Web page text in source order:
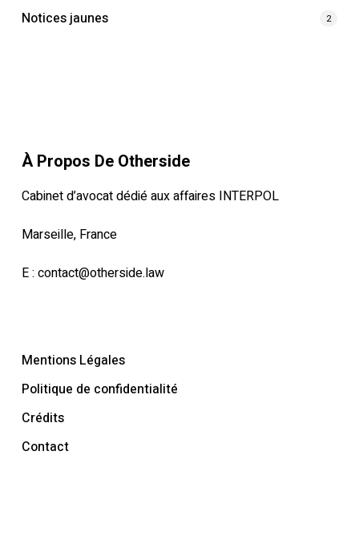
Notices jaunes 2
À Propos De Otherside
Cabinet d’avocat dédié aux affaires INTERPOL
Marseille, France
E : contact@otherside.law
Mentions Légales
Politique de confidentialité
Crédits
Contact